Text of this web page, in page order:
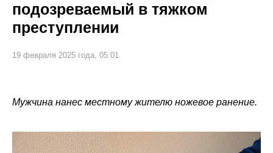
подозреваемый в тяжком
преступлении
19 февраля 2025 года, 05:01
Мужчина нанес местному жителю ножевое ранение.